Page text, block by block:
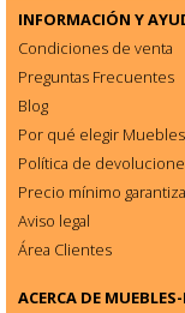
INFORMACIÓN Y
Condiciones de venta
Preguntas Frecuentes
Blog
Por qué elegir
Política de
Precio mínimo
Aviso legal
Área Clientes
ACERCA DE